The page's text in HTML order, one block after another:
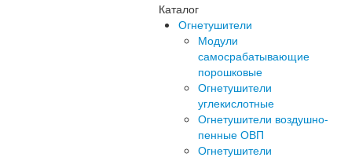
Каталог
Огнетушители
Модули
самосрабатывающие
порошковые
Огнетушители
углекислотные
Огнетушители воздушно-
пенные ОВП
Огнетушители